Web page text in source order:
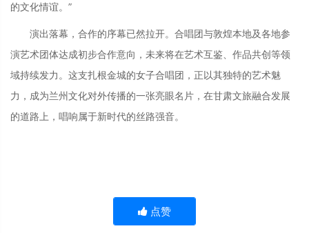
的文化情谊。”
演出落幕，合作的序幕已然拉开。合唱团与敦煌本地及各地参
演艺术团体达成初步合作意向，未来将在艺术互鉴、作品共创等领
域持续发力。这支扎根金城的女子合唱团，正以其独特的艺术魅
力，成为兰州文化对外传播的一张亮眼名片，在甘肃文旅融合发展
的道路上，唱响属于新时代的丝路强音。
点赞